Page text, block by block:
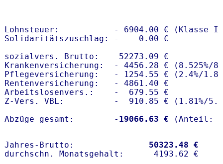
Lohnsteuer:           - 6904.00 € (Klasse I)
Solidaritätszuschlag: -    0.00 €
sozialvers. Brutto:    52273.09 €
Krankenversicherung:  - 4456.28 € (8.525%/
Pflegeversicherung:   - 1254.55 € (2.4%/
Rentenversicherung:   - 4861.40 €
Arbeitslosenvers.:    -  679.55 €
Z-Vers. VBL:          -  910.85 € ( 1.81%/
Abzüge gesamt:        - 19066.63 €
Jahres-Brutto: 50323.48 €